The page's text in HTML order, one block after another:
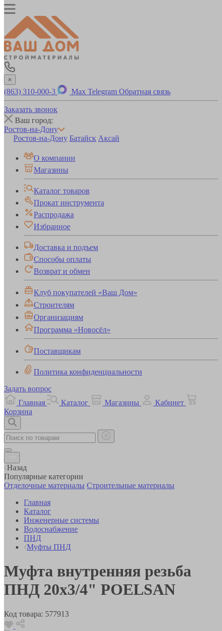
×
(863) 310-000-3 Max Telegram Обратная связь
Заказать звонок
Ваш город:
Ростов-на-Дону
Ростов-на-Дону Батайск Аксай
О компании
Магазины
Каталог товаров
Прокат инструмента
Распродажа
Избранное
Доставка и подъем
Способы оплаты
Возврат и обмен
Клуб покупателей «Ваш Дом»
Строителям
Организациям
Программа «Новосёл»
Поставщикам
Политика конфиденциальности
Задать вопрос
Главная
Каталог Магазины
Кабинет
Корзина
Назад
Популярные категории
Отделочные материалы Строительные материалы
Главная
Каталог
Инженерные системы
Водоснабжение
ПНД
Муфты ПНД
Муфта внутренняя резьба
ПНД 20х3/4" POELSAN
Код товара: 577913